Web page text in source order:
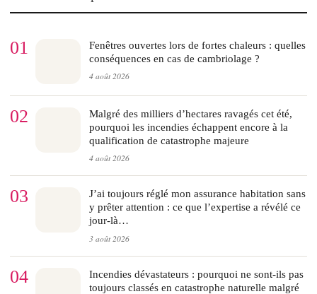
01
Fenêtres ouvertes lors de fortes chaleurs : quelles
conséquences en cas de cambriolage ?
4 août 2026
02
Malgré des milliers d’hectares ravagés cet été,
pourquoi les incendies échappent encore à la
qualification de catastrophe majeure
4 août 2026
03
J’ai toujours réglé mon assurance habitation sans
y prêter attention : ce que l’expertise a révélé ce
jour-là…
3 août 2026
04
Incendies dévastateurs : pourquoi ne sont-ils pas
toujours classés en catastrophe naturelle malgré